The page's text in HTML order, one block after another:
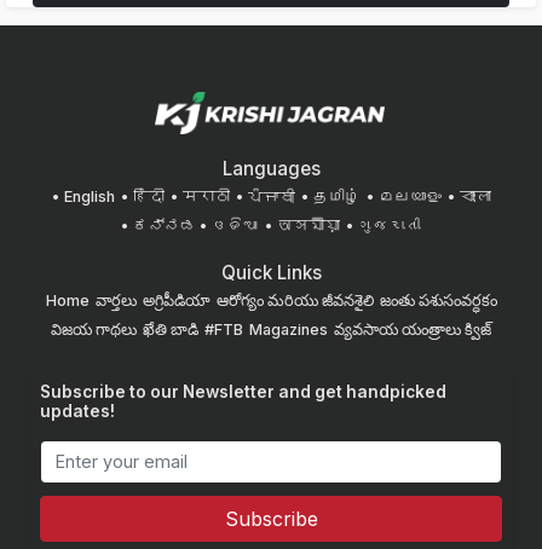
Languages
English हिंदी मराठी ਪੰਜਾਬੀ தமிழ் മലയാളം
বাংলা
ಕನ್ನಡ
ଓଡିଆ অসমীয়া ગુજરાતી
Quick Links
Home వార్తలు అగ్రిపీడియా ఆరోగ్యం మరియు జీవనశైలి జంతు పశుసంవర్ధకం
విజయ గాథలు ఖేతి బాడి #FTB Magazines వ్యవసాయ యంత్రాలు క్విజ్
Subscribe to our Newsletter and get handpicked
updates!
Subscribe